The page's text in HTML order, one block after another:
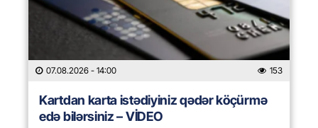
07.08.2026 - 14:00 153
Kartdan karta istədiyiniz qədər köçürmə
edə bilərsiniz – VİDEO